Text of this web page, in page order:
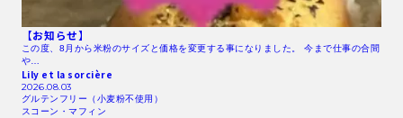
【お知らせ】
この度、8月から米粉のサイズと価格を変更する事になりました。 今まで仕事の合間
や…
Lily et la sorcière
2026.08.03
グルテンフリー（小麦粉不使用）
スコーン・マフィン